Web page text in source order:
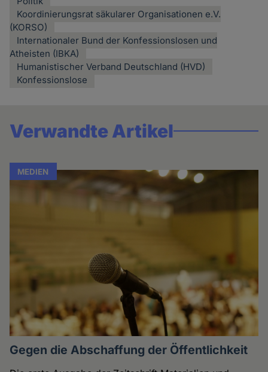
Koordinierungsrat säkularer Organisationen e.V.
(KORSO)
Internationaler Bund der Konfessionslosen und
Atheisten (IBKA)
Humanistischer Verband Deutschland (HVD)
Konfessionslose
Verwandte Artikel
MEDIEN
Gegen die Abschaffung der Öffentlichkeit